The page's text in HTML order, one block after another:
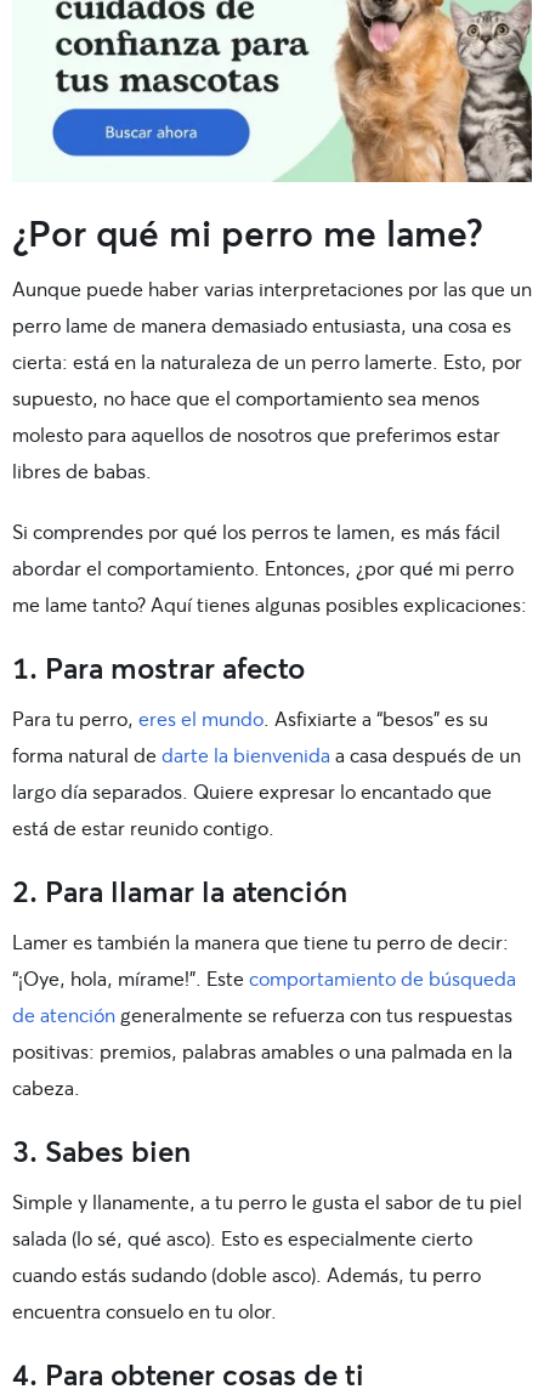
¿Por qué mi perro me lame?
Aunque puede haber varias interpretaciones por las que un
perro lame de manera demasiado entusiasta, una cosa es
cierta: está en la naturaleza de un perro lamerte. Esto, por
supuesto, no hace que el comportamiento sea menos
molesto para aquellos de nosotros que preferimos estar
libres de babas.
Si comprendes por qué los perros te lamen, es más fácil
abordar el comportamiento. Entonces, ¿por qué mi perro
me lame tanto? Aquí tienes algunas posibles explicaciones:
1. Para mostrar afecto
Para tu perro, eres el mundo. Asfixiarte a “besos” es su
forma natural dedarte la bienvenida a casa después de un
largo día separados. Quiere expresar lo encantado que
está de estar reunido contigo.
2. Para llamar la atención
Lamer es también la manera que tiene tu perro de decir:
“¡Oye, hola, mírame!”. Estecomportamiento de búsqueda
de atención generalmente se refuerza con tus respuestas
positivas: premios, palabras amables o una palmada en la
cabeza.
3. Sabes bien
Simple y llanamente, a tu perro le gusta el sabor de tu piel
salada (lo sé, qué asco). Esto es especialmente cierto
cuando estás sudando (doble asco). Además, tu perro
encuentra consuelo en tu olor.
4. Para obtener cosas de ti